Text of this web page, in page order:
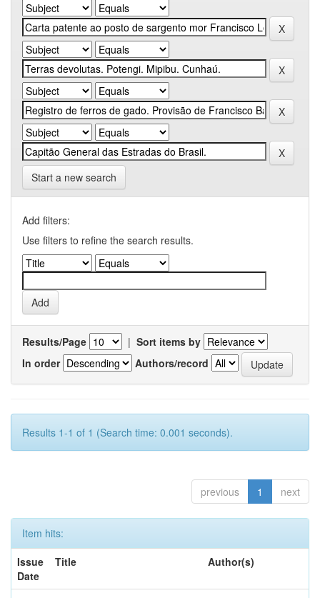
Start a new search
Add filters:
Use filters to refine the search results.
Results/Page | Sort items by
In order
Authors/record
Results 1-1 of 1 (Search time: 0.001 seconds).
previous 1 next
Item hits:
Issue
Date
Title Author(s)